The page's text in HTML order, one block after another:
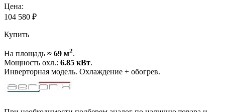
Цена:
104 580 ₽
Купить
На площадь ≈ 69 м2.
Мощность охл.: 6.85 кВт.
Инверторная модель. Охлаждение + обогрев.